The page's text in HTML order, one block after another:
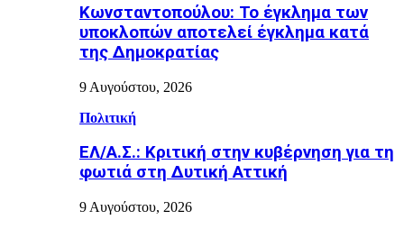
Κωνσταντοπούλου: Το έγκλημα των
υποκλοπών αποτελεί έγκλημα κατά
της Δημοκρατίας
9 Αυγούστου, 2026
Πολιτική
ΕΛ/Α.Σ.: Κριτική στην κυβέρνηση για τη
φωτιά στη Δυτική Αττική
9 Αυγούστου, 2026